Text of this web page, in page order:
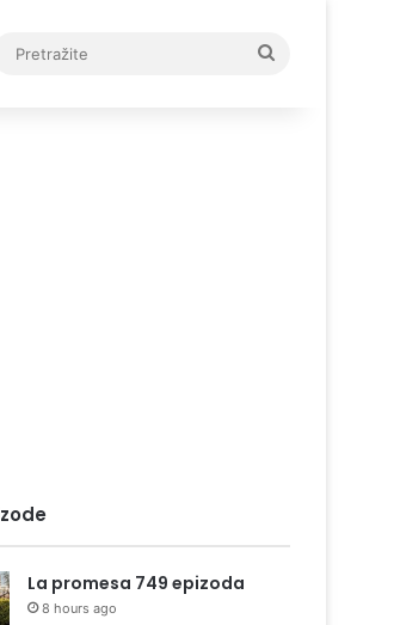
La promesa 749 epizoda
8 hours ago